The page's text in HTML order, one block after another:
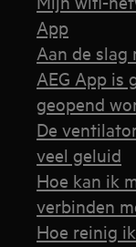
App
Aan de slag
AEG App is
geopend
De
veel geluid
Hoe kan ik
verbinden
Hoe reinig